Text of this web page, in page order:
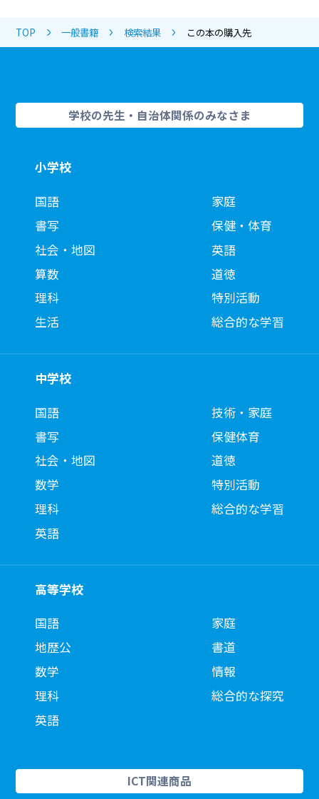
TOP 一般書籍 検索結果 この本の購入先
学校の先生・自治体関係のみなさま
小学校
国語
書写
社会・地図
算数
理科
生活
家庭
保健・体育
英語
道徳
特別活動
総合的な学習
中学校
国語
書写
社会・地図
数学
理科
英語
技術・家庭
保健体育
道徳
特別活動
総合的な学習
高等学校
国語
地歴公
数学
理科
英語
家庭
書道
情報
総合的な探究
ICT関連商品